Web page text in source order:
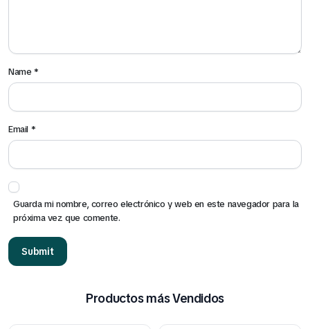
Name*
Email *
Guarda mi nombre, correo electrónico y web en este navegador para la
próxima vez que comente.
Productos más Vendidos